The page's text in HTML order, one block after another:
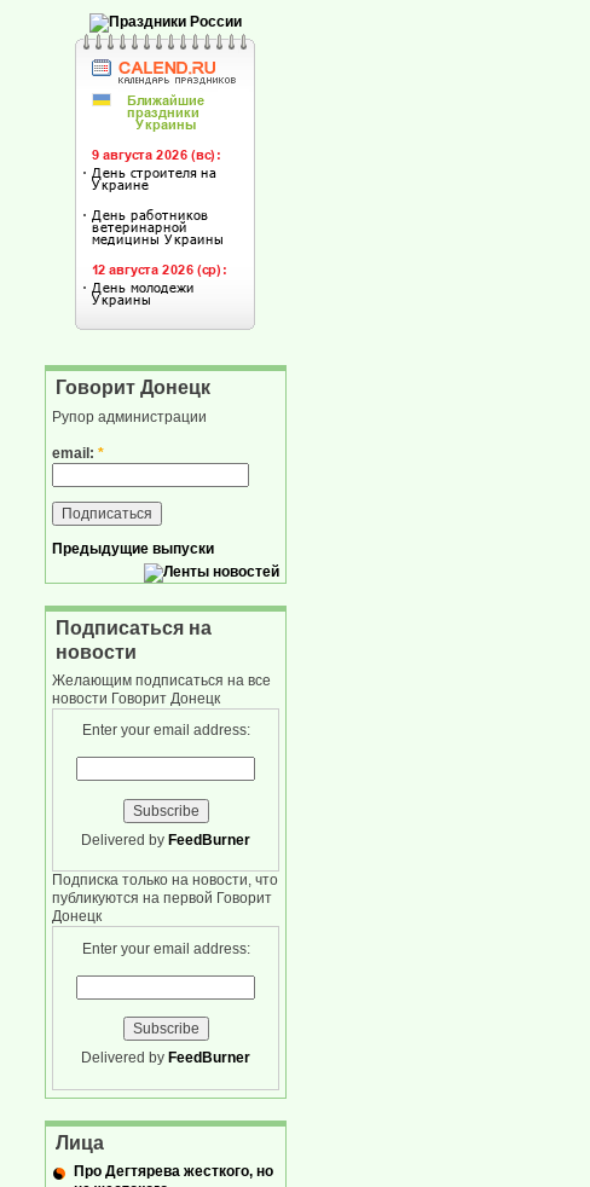
Говорит Донецк
Рупор администрации
email: *
Предыдущие выпуски
Подписаться на
новости
Желающим подписаться на все
новости Говорит Донецк
Enter your email address:
Delivered by FeedBurner
Подписка только на новости, что
публикуются на первой Говорит
Донецк
Enter your email address:
Delivered by FeedBurner
Лица
Про Дегтярева жесткого, но